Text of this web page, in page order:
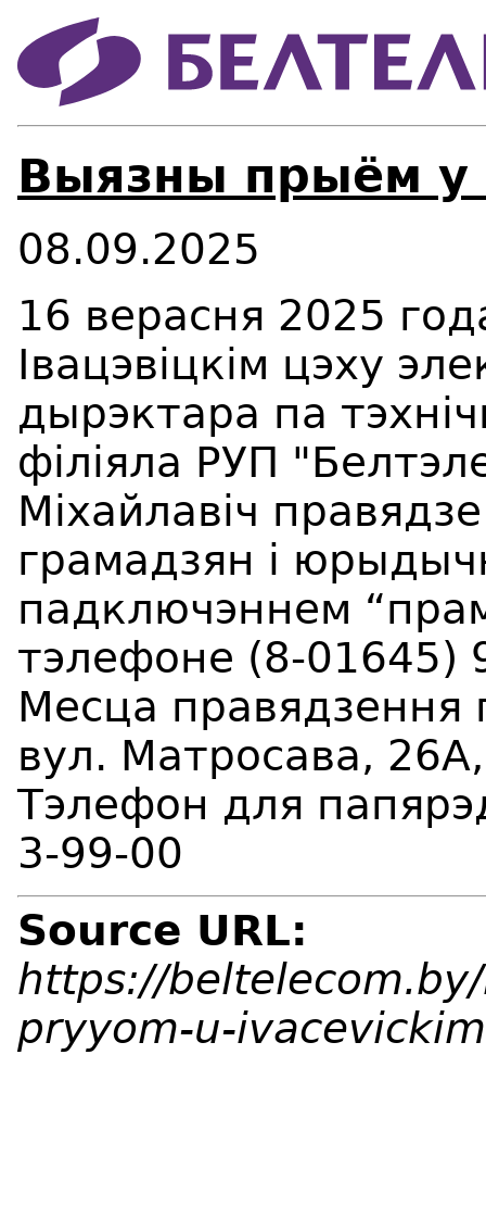
Выязны прыём у
08.09.2025
16 верасня 2025
Івацэвіцкім цэху
дырэктара па
філіяла РУП
Міхайлавіч
грамадзян і
падключэннем
тэлефоне (8-01645)
Месца правядзення
вул. Матросава,
Тэлефон для
3-99-00
Source URL:
https://
pryyom-u-